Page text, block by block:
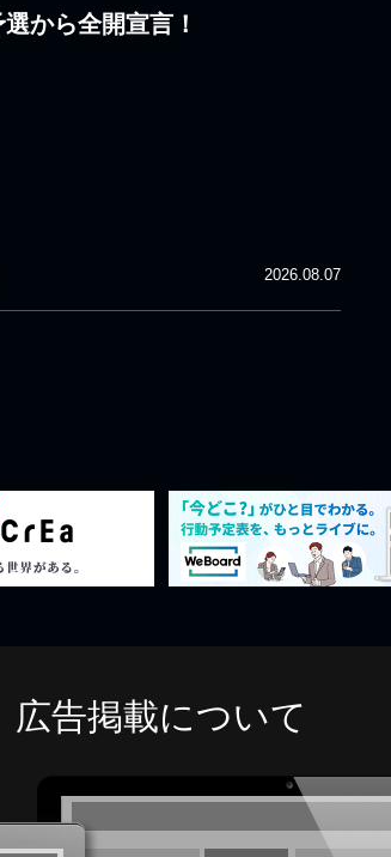
から全開宣言！
2026.08.07
広告掲載について